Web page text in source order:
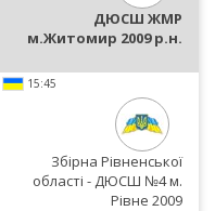
ДЮСШ ЖМР
м.Житомир 2009 р.н.
15:45
Збірна Рівненської
області - ДЮСШ №4 м.
Рівне 2009